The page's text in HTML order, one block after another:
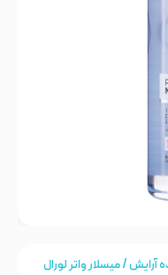
آرایش/ میسلار واتر لورال